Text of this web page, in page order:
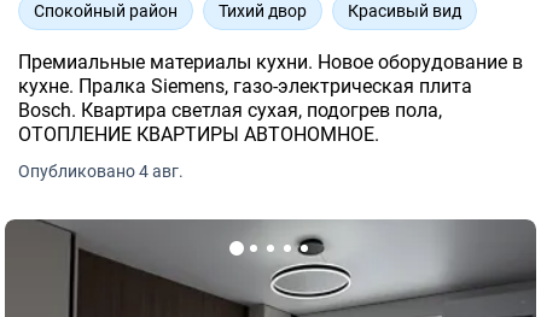
Спокойный район Тихий двор Красивый вид
Премиальные материалы кухни. Новое оборудование в
кухне. Пралка Siemens, газо-электрическая плита
Bosch. Квартира светлая сухая, подогрев пола,
ОТОПЛЕНИЕ КВАРТИРЫ АВТОНОМНОЕ.
Опубликовано 4 авг.